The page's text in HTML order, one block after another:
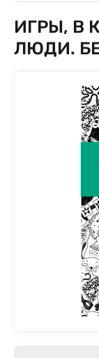
ИГРЫ, В
ЛЮДИ.